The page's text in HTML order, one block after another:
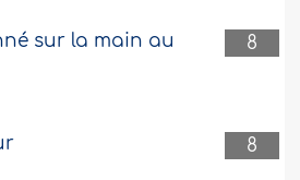
8
sur la main au
8